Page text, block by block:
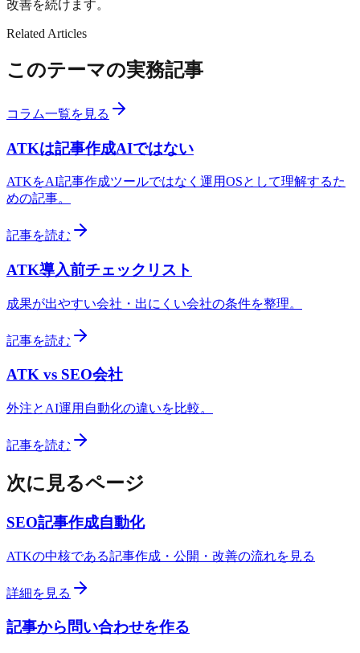
改善を続けます。
Related Articles
このテーマの実務記事
コラム一覧を見る
ATKは記事作成AIではない
ATKをAI記事作成ツールではなく運用OSとして理解するた
めの記事。
記事を読む
ATK導入前チェックリスト
成果が出やすい会社・出にくい会社の条件を整理。
記事を読む
ATK vs SEO会社
外注とAI運用自動化の違いを比較。
記事を読む
次に見るページ
SEO記事作成自動化
ATKの中核である記事作成・公開・改善の流れを見る
詳細を見る
記事から問い合わせを作る